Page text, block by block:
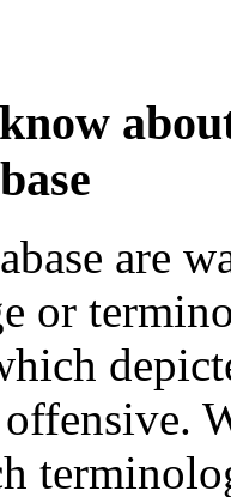
are
or